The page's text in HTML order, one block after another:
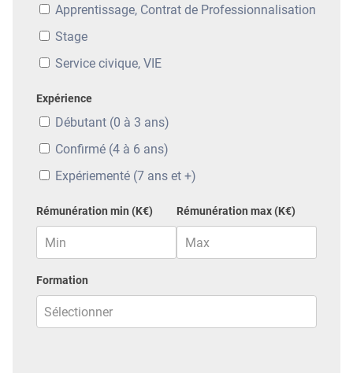
Apprentissage, Contrat de Professionnalisation
Stage
Service civique, VIE
Expérience
Débutant (0 à 3 ans)
Confirmé (4 à 6 ans)
Expériementé (7 ans et +)
Rémunération min (K€) Rémunération max (K€)
Formation